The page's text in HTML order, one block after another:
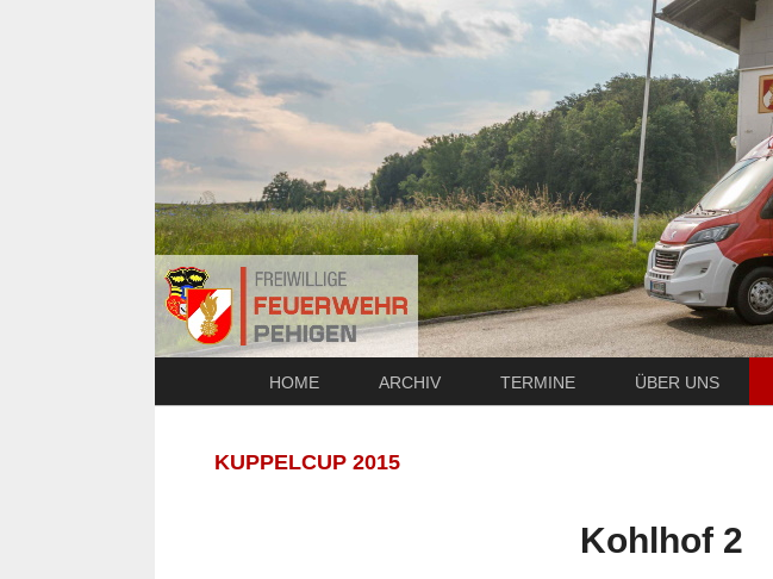
HOME ARCHIV TERMINE ÜBER UNS
KUPPELCUP 2015
Kohlhof 2